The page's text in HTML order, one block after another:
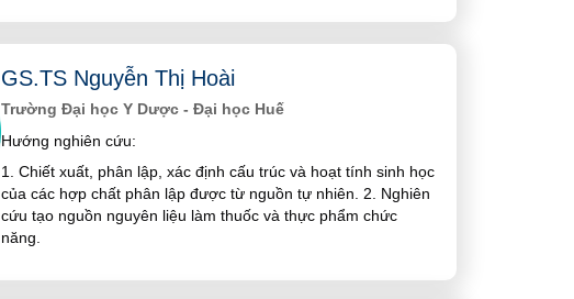
GS.TS Nguyễn Thị Hoài
Trường Đại học Y Dược - Đại học Huế
Hướng nghiên cứu:
1. Chiết xuất, phân lập, xác định cấu trúc và hoạt tính sinh học
của các hợp chất phân lập được từ nguồn tự nhiên. 2. Nghiên
cứu tạo nguồn nguyên liệu làm thuốc và thực phẩm chức
năng.